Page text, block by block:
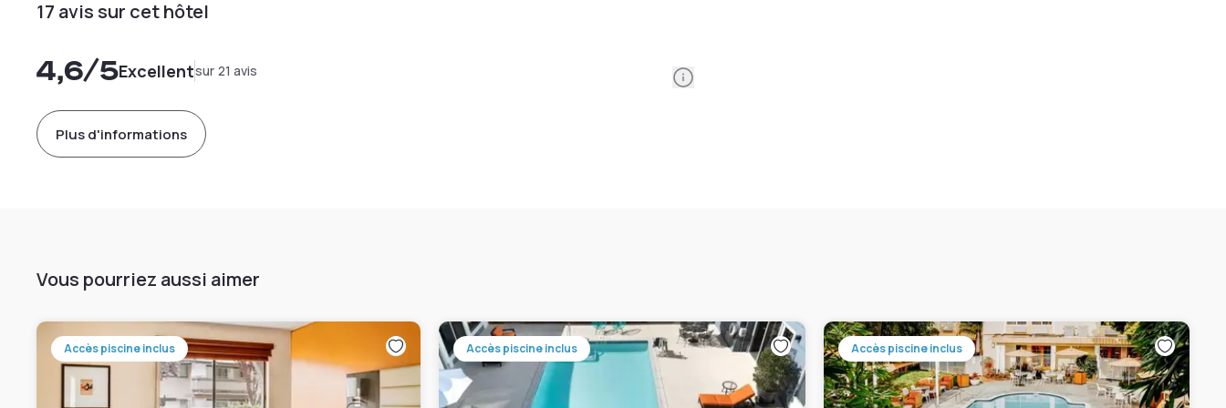
17 avis sur cet hôtel
4,6/5Excellentsur 21 avis Information
Plus d'informations
Vous pourriez aussi aimer
Accès piscine inclus Accès piscine inclus Accès piscine inclus